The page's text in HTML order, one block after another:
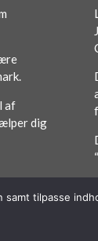
af
dig
tilpasse